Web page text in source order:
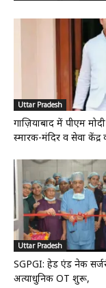
Uttar Pradesh
गाज़ियाबाद में पीएम
स्मारक-मंदिर व सेवा केंद्र
Uttar Pradesh
SGPGI: हेड एंड नेक
अत्याधुनिक OT शुरू,